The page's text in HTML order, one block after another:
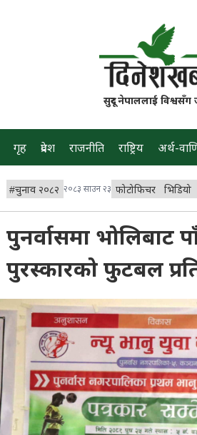
सुदूर नेपाललाई विश्वसँग
गृह प्रदेश राजनीति राष्ट्रिय अर्थ-
#चुनाव २०८२ २०८३ साउन २३ फोटोफिचर भिडियो
पुनर्वासमा भोलिबाट
पुरस्कारको फुटबल